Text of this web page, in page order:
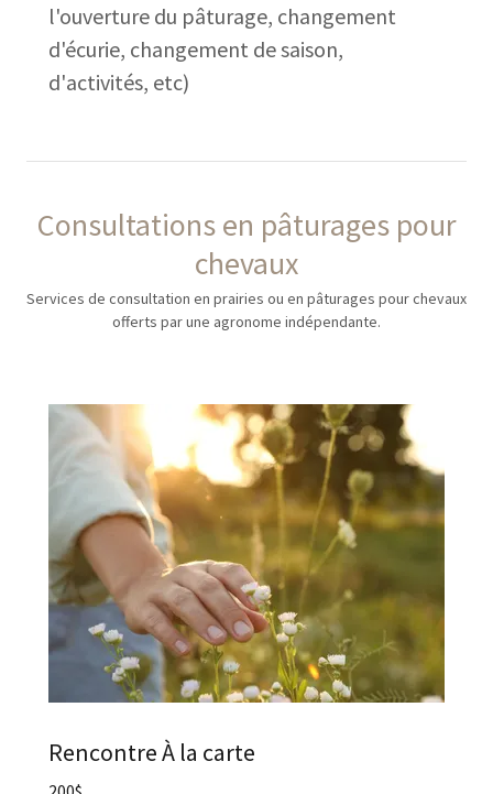
l'ouverture du pâturage, changement
d'écurie, changement de saison,
d'activités, etc)
Consultations en pâturages pour
chevaux
Services de consultation en prairies ou en pâturages pour chevaux
offerts par une agronome indépendante.
Rencontre À la carte